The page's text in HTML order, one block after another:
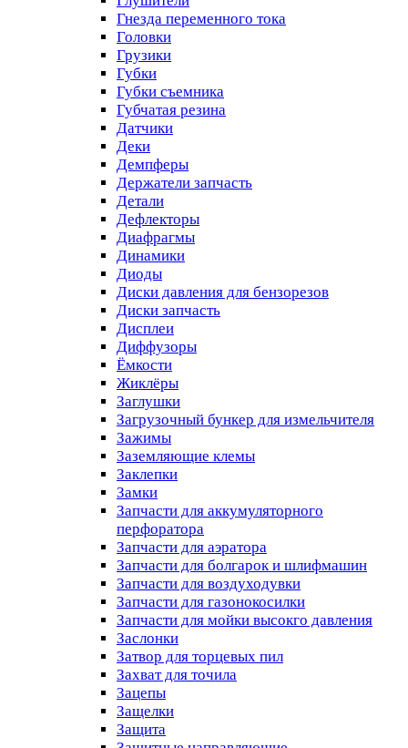
Гнезда переменного тока
Головки
Грузики
Губки
Губки съемника
Губчатая резина
Датчики
Деки
Демпферы
Держатели запчасть
Детали
Дефлекторы
Диафрагмы
Динамики
Диоды
Диски давления для бензорезов
Диски запчасть
Дисплеи
Диффузоры
Ёмкости
Жиклёры
Заглушки
Загрузочный бункер для измельчителя
Зажимы
Заземляющие клемы
Заклепки
Замки
Запчасти для аккумуляторного
перфоратора
Запчасти для аэратора
Запчасти для болгарок и шлифмашин
Запчасти для воздуходувки
Запчасти для газонокосилки
Запчасти для мойки высокго давления
Заслонки
Затвор для торцевых пил
Захват для точила
Зацепы
Защелки
Защита